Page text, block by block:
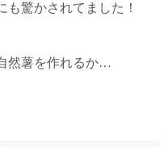
驚かされてました！
然薯を作れるか…